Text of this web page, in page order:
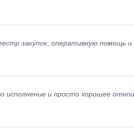
закупок, оперативную помощь
исполнение и просто хорошее